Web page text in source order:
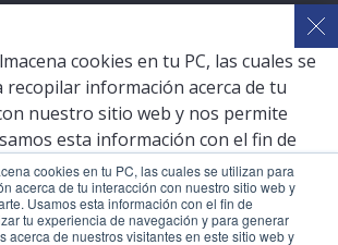
cookies en tu PC, las cuales se utilizan para
acerca de tu interacción con nuestro sitio web y
Usamos esta información con el fin de
tu experiencia de navegación y para generar
acerca de nuestros visitantes en este sitio web y
(SGA)
cookies en tu PC, las cuales se
recopilar información acerca de tu
nuestro sitio web y nos permite
esta información con el fin de
tu experiencia de navegación y
y métricas acerca de nuestros
este sitio web y otros medios de